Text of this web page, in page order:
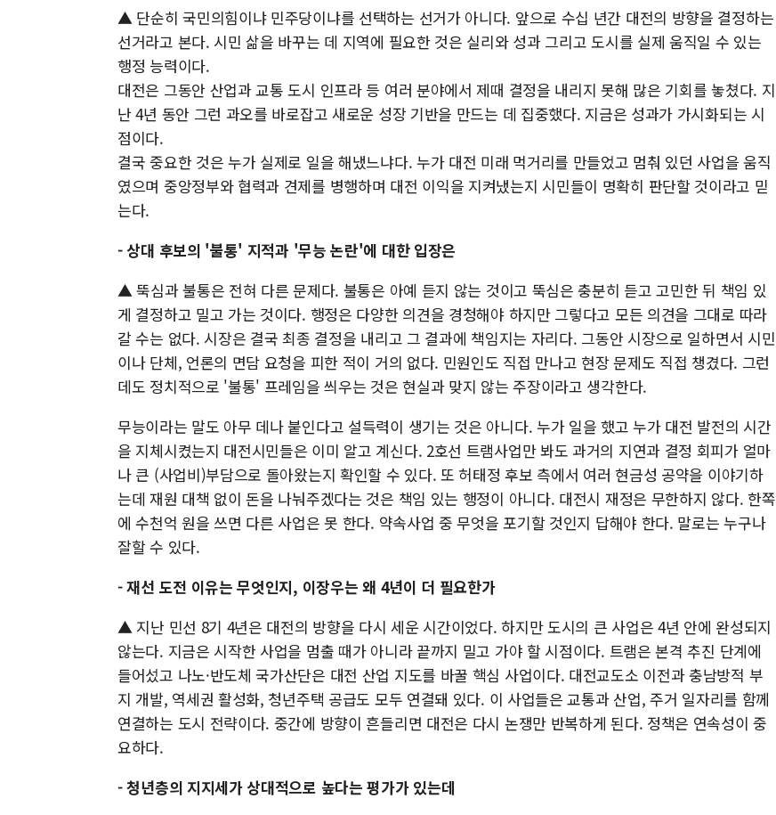
▲ 단순히 국민의힘이냐 민주당이냐를 선택하는 선거가 아니다. 앞으로 수십 년간 대전의 방향을 결정하는
선거라고 본다. 시민 삶을 바꾸는 데 지역에 필요한 것은 실리와 성과 그리고 도시를 실제 움직일 수 있는
행정 능력이다.
대전은 그동안 산업과 교통 도시 인프라 등 여러 분야에서 제때 결정을 내리지 못해 많은 기회를 놓쳤다. 지
난 4년 동안 그런 과오를 바로잡고 새로운 성장 기반을 만드는 데 집중했다. 지금은 성과가 가시화되는 시
점이다.
결국 중요한 것은 누가 실제로 일을 해냈느냐다. 누가 대전 미래 먹거리를 만들었고 멈춰 있던 사업을 움직
였으며 중앙정부와 협력과 견제를 병행하며 대전 이익을 지켜냈는지 시민들이 명확히 판단할 것이라고 믿
는다.
- 상대 후보의 '불통' 지적과 '무능 논란'에 대한 입장은
▲ 뚝심과 불통은 전혀 다른 문제다. 불통은 아예 듣지 않는 것이고 뚝심은 충분히 듣고 고민한 뒤 책임 있
게 결정하고 밀고 가는 것이다. 행정은 다양한 의견을 경청해야 하지만 그렇다고 모든 의견을 그대로 따라
갈 수는 없다. 시장은 결국 최종 결정을 내리고 그 결과에 책임지는 자리다. 그동안 시장으로 일하면서 시민
이나 단체, 언론의 면담 요청을 피한 적이 거의 없다. 민원인도 직접 만나고 현장 문제도 직접 챙겼다. 그런
데도 정치적으로 '불통' 프레임을 씌우는 것은 현실과 맞지 않는 주장이라고 생각한다.
무능이라는 말도 아무 데나 붙인다고 설득력이 생기는 것은 아니다. 누가 일을 했고 누가 대전 발전의 시간
을 지체시켰는지 대전시민들은 이미 알고 계신다. 2호선 트램사업만 봐도 과거의 지연과 결정 회피가 얼마
나 큰 (사업비)부담으로 돌아왔는지 확인할 수 있다. 또 허태정 후보 측에서 여러 현금성 공약을 이야기하
는데 재원 대책 없이 돈을 나눠주겠다는 것은 책임 있는 행정이 아니다. 대전시 재정은 무한하지 않다. 한쪽
에 수천억 원을 쓰면 다른 사업은 못 한다. 약속사업 중 무엇을 포기할 것인지 답해야 한다. 말로는 누구나
잘할 수 있다.
- 재선 도전 이유는 무엇인지, 이장우는 왜 4년이 더 필요한가
▲ 지난 민선 8기 4년은 대전의 방향을 다시 세운 시간이었다. 하지만 도시의 큰 사업은 4년 안에 완성되지
않는다. 지금은 시작한 사업을 멈출 때가 아니라 끝까지 밀고 가야 할 시점이다. 트램은 본격 추진 단계에
들어섰고 나노·반도체 국가산단은 대전 산업 지도를 바꿀 핵심 사업이다. 대전교도소 이전과 충남방적 부
지 개발, 역세권 활성화, 청년주택 공급도 모두 연결돼 있다. 이 사업들은 교통과 산업, 주거 일자리를 함께
연결하는 도시 전략이다. 중간에 방향이 흔들리면 대전은 다시 논쟁만 반복하게 된다. 정책은 연속성이 중
요하다.
- 청년층의 지지세가 상대적으로 높다는 평가가 있는데